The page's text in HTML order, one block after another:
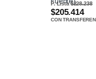
P. Lista$228.238
$205.414
CON